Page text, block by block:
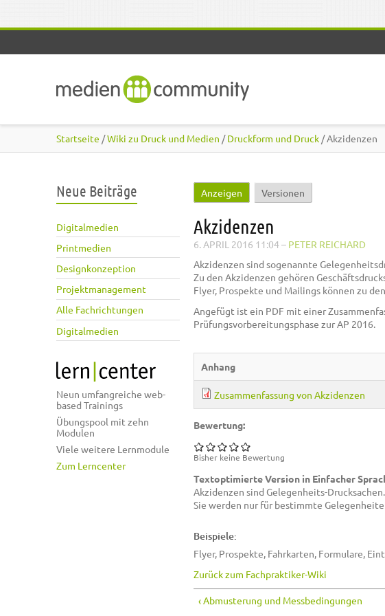
Startseite /Wiki zu Druck und Medien /Druckform und Druck / Akzidenzen
Neue Beiträge
Digitalmedien
Printmedien
Designkonzeption
Projektmanagement
Alle Fachrichtungen
Digitalmedien
Neun umfangreiche web-
based Trainings
Übungspool mit zehn
Modulen
Viele weitere Lernmodule
Zum Lerncenter
Haupt-Reiter
Anzeigen (aktiver Reiter)
Versionen
Akzidenzen
6. APRIL 2016 11:04 – PETER REICHARD
Akzidenzen sind sogenannte
Zu den Akzidenzen gehören
Flyer, Prospekte und Mailings können zu
Angefügt ist ein PDF mit einer
Prüfungsvorbereitungsphase zur AP 2016.
Anhang
Zusammenfassung von Akzidenzen
Bewertung:
Bisher keine Bewertung
Textoptimierte Version in Einfacher
Akzidenzen sind Gelegenheits-Drucksachen.
Sie werden nur für bestimmte
Beispiele:
Flyer, Prospekte, Fahrkarten, Formulare,
Zurück zum Fachpraktiker-Wiki
‹ Abmusterung und Messbedingungen